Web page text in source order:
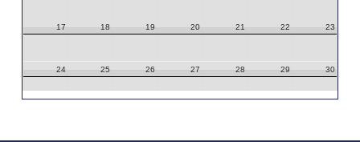
17 18 19 20 21 22 23
24 25 26 27 28 29 30